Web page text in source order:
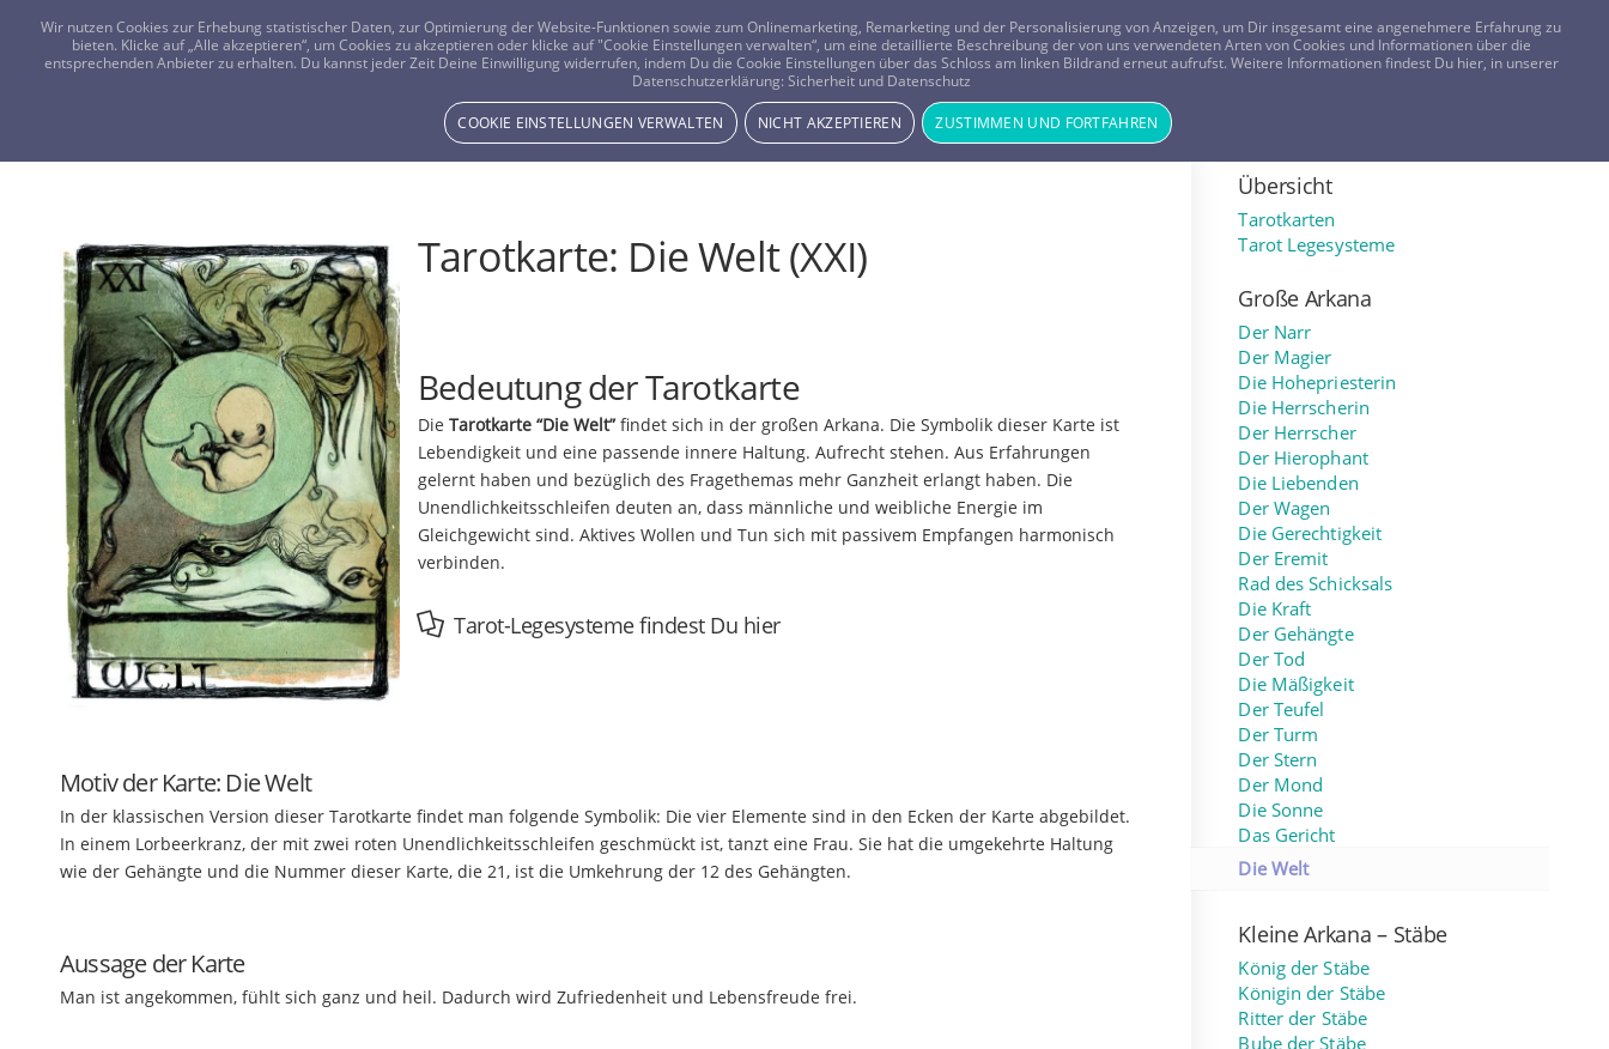
FRAGEN? KOSTENLOS ANRUFEN: 0800-8478266
Beratung Horoskope Tageskarte Magazin ANMELDEN REGISTRIEREN
Tarotkarte: Die Welt (XXI)
Bedeutung der Tarotkarte
Die Tarotkarte “Die Welt”findet sich in der großen Arkana. Die Symbolik dieser Karte ist
Lebendigkeit und eine passende innere Haltung. Aufrecht stehen. Aus Erfahrungen
gelernt haben und bezüglich des Fragethemas mehr Ganzheit erlangt haben. Die
Unendlichkeitsschleifen deuten an, dass männliche und weibliche Energie im
Gleichgewicht sind. Aktives Wollen und Tun sich mit passivem Empfangen harmonisch
verbinden.
Tarot-Legesysteme findest Du hier
Motiv der Karte: Die Welt
In der klassischen Version dieser Tarotkarte findet man folgende Symbolik: Die vier Elemente sind in den Ecken der Karte abgebildet.
In einem Lorbeerkranz, der mit zwei roten Unendlichkeitsschleifen geschmückt ist, tanzt eine Frau. Sie hat die umgekehrte Haltung
wie der Gehängte und die Nummer dieser Karte, die 21, ist die Umkehrung der 12 des Gehängten.
Aussage der Karte
Man ist angekommen, fühlt sich ganz und heil. Dadurch wird Zufriedenheit und Lebensfreude frei.
Übersicht
Tarotkarten
Tarot Legesysteme
Große Arkana
Der Narr
Der Magier
Die Hohepriesterin
Die Herrscherin
Der Herrscher
Der Hierophant
Die Liebenden
Der Wagen
Die Gerechtigkeit
Der Eremit
Rad des Schicksals
Die Kraft
Der Gehängte
Der Tod
Die Mäßigkeit
Der Teufel
Der Turm
Der Stern
Der Mond
Die Sonne
Das Gericht
Die Welt
Kleine Arkana – Stäbe
König der Stäbe
Königin der Stäbe
Ritter der Stäbe
Bube der Stäbe
Wir nutzen Cookies zur Erhebung statistischer Daten, zur Optimierung der Website-Funktionen sowie zum Onlinemarketing, Remarketing und der Personalisierung von Anzeigen, um Dir insgesamt eine angenehmere Erfahrung zu
bieten. Klicke auf „Alle akzeptieren“, um Cookies zu akzeptieren oder klicke auf "Cookie Einstellungen verwalten“, um eine detaillierte Beschreibung der von uns verwendeten Arten von Cookies und Informationen über die
entsprechenden Anbieter zu erhalten. Du kannst jeder Zeit Deine Einwilligung widerrufen, indem Du die Cookie Einstellungen über das Schloss am linken Bildrand erneut aufrufst. Weitere Informationen findest Du hier, in unserer
Datenschutzerklärung: Sicherheit und Datenschutz
COOKIE EINSTELLUNGEN VERWALTEN NICHT AKZEPTIEREN ZUSTIMMEN UND FORTFAHREN